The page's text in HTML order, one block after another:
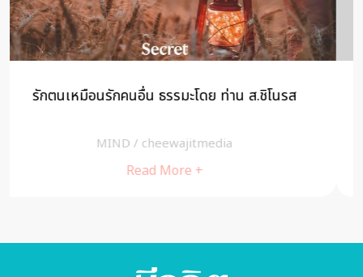
โอปปาติกะ คืออะไร ทำไมบางคนจึงเห็น ทำไมบางคนจึง
สุขใจ/A Cuisine
Read More +